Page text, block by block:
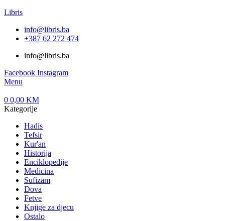
Libris
info@libris.ba
+387 62 272 474​
info@libris.ba
Facebook Instagram
Menu
0 0,00 KM
Kategorije
Hadis
Tefsir
Kur'an
Historija
Enciklopedije
Medicina
Sufizam
Dova
Fetve
Knjige za djecu
Ostalo